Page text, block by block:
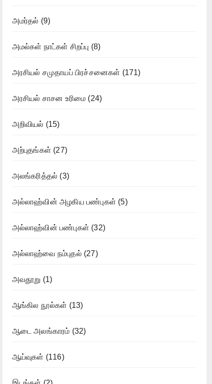
அமர்தல் (9)
அமல்கள் நாட்கள் சிறப்பு (8)
அரசியல் சமுதாயப் பிரச்சனைகள் (171)
அரசியல் சாசன உரிமை (24)
அறிவியல் (15)
அற்புதங்கள் (27)
அலங்கரித்தல் (3)
அல்லாஹ்வின் அழகிய பண்புகள் (5)
அல்லாஹ்வின் பண்புகள் (32)
அல்லாஹ்வை நம்புதல் (27)
அவதூறு (1)
ஆங்கில நூல்கள் (13)
ஆடை அலங்காரம் (32)
ஆய்வுகள் (116)